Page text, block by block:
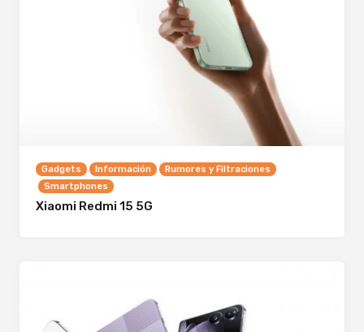
Gadgets Información
Rumores y Filtraciones
Smartphones
Xiaomi Redmi 15 5G